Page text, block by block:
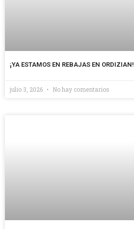
¡YA ESTAMOS EN REBAJAS EN ORDIZIAN!
julio 3, 2026 No hay comentarios